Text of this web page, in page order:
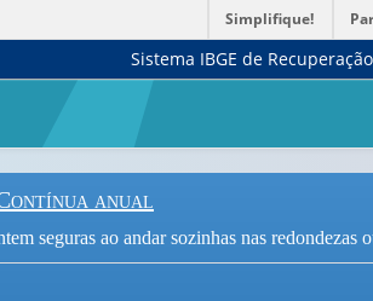
Simplifique!
Sistema IBGE de
anual
seguras ao andar sozinhas nas